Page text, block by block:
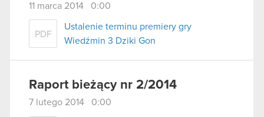
11 marca 2014 0:00
PDF
Ustalenie terminu premiery gry
Wiedźmin 3 Dziki Gon
Raport bieżący nr 2/2014
7 lutego 2014 0:00